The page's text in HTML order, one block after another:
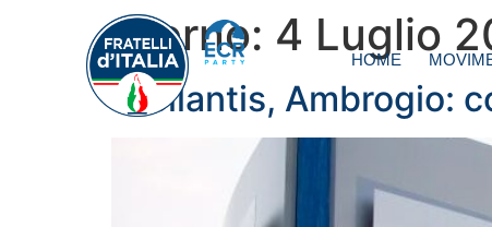
HOME
Giorno: 4 Luglio
Stellantis, Ambrogio: